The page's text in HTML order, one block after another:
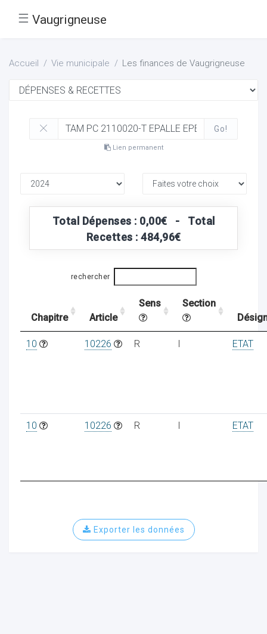
☰ Vaugrigneuse
Accueil Vie municipale Les finances de Vaugrigneuse
Go!
Lien permanent
Total Dépenses : 0,00€ - Total
Recettes : 484,96€
rechercher
Chapitre Article
Sens
Section
10 10226 R I ETAT
10 10226 R I ETAT
Exporter les données